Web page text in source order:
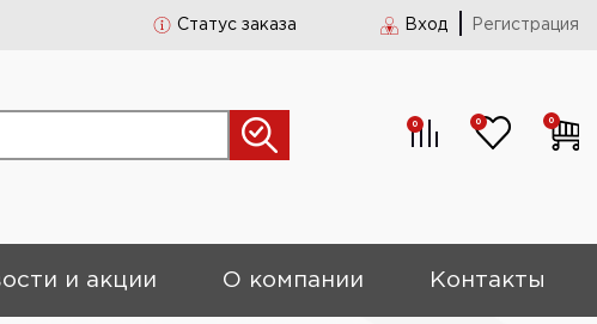
Статус заказа Вход Регистрация
0 0 0
и акции О компании Контакты